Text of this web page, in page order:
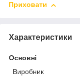
Приховати
Характеристики
Основні
Виробник